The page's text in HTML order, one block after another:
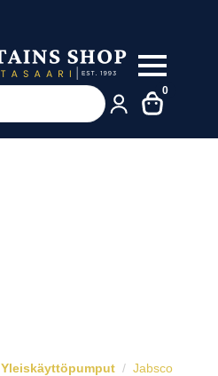
0
Yleiskäyttöpumput
Jabsco